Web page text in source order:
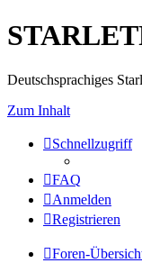
Deutschsprachiges
Zum Inhalt
Schnellzugriff
FAQ
Anmelden
Registrieren
Foren-